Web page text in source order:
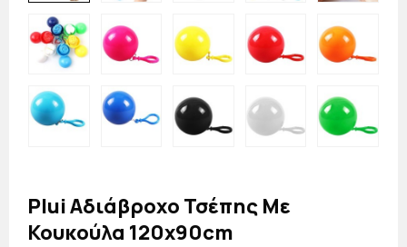
Plui Αδιάβροχο Τσέπης Με
Κουκούλα 120x90cm